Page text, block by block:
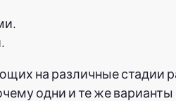
на различные стадии
одни и те же